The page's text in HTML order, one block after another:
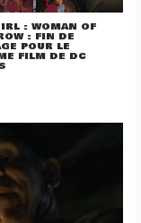
: WOMAN OF
: FIN DE
POUR LE
FILM DE DC